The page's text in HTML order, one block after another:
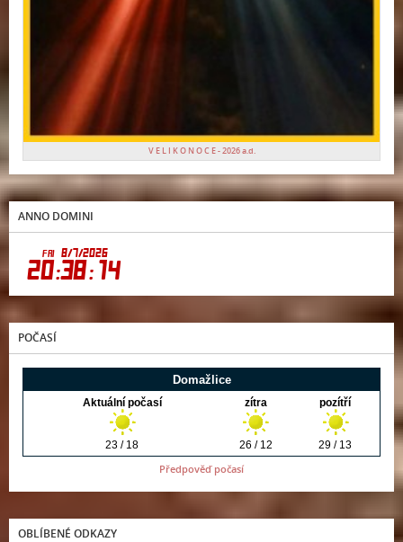
V E L I K O N O C E - 2026 a.d.
ANNO DOMINI
POČASÍ
Předpověď počasí
OBLÍBENÉ ODKAZY